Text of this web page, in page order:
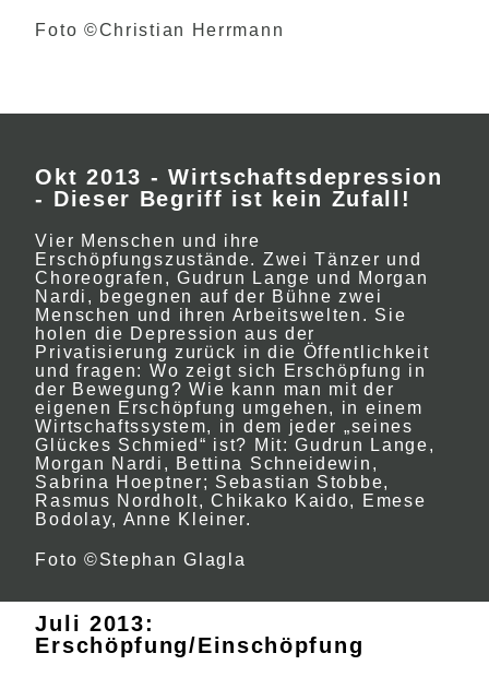
Foto ©Christian Herrmann
Okt 2013 - Wirtschaftsdepression
- Dieser Begriff ist kein Zufall!
Vier Menschen und ihre
Erschöpfungszustände. Zwei Tänzer und
Choreografen, Gudrun Lange und Morgan
Nardi, begegnen auf der Bühne zwei
Menschen und ihren Arbeitswelten. Sie
holen die Depression aus der
Privatisierung zurück in die Öffentlichkeit
und fragen: Wo zeigt sich Erschöpfung in
der Bewegung? Wie kann man mit der
eigenen Erschöpfung umgehen, in einem
Wirtschaftssystem, in dem jeder „seines
Glückes Schmied“ ist? Mit: Gudrun Lange,
Morgan Nardi, Bettina Schneidewin,
Sabrina Hoeptner; Sebastian Stobbe,
Rasmus Nordholt, Chikako Kaido, Emese
Bodolay, Anne Kleiner.
Foto ©Stephan Glagla
Juli 2013:
Erschöpfung/Einschöpfung